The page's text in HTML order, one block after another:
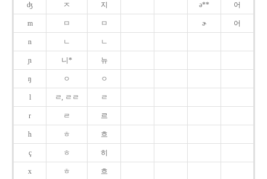
ʤ ㅈ 지 ə** 어
m ㅁ ㅁ ɚ 어
n ㄴ ㄴ
ɲ 니* 뉴
ŋ ㅇ ㅇ
l ㄹ, ㄹㄹ ㄹ
r ㄹ 르
h ㅎ 흐
ç ㅎ 히
x ㅎ 흐